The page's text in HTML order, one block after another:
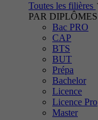
Toutes les filières
PAR DIPLÔMES
Bac PRO
CAP
BTS
BUT
Prépa
Bachelor
Licence
Licence Pro
Master